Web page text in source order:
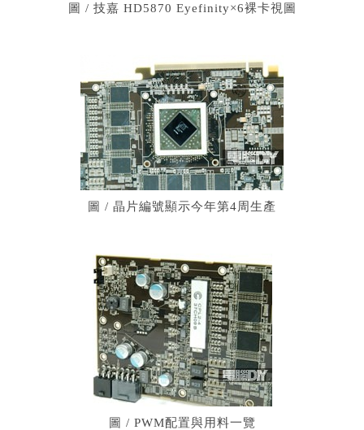
圖 / 技嘉 HD5870 Eyefinity×6裸卡視圖
圖 / 晶片編號顯示今年第4周生產
圖 / PWM配置與用料一覽